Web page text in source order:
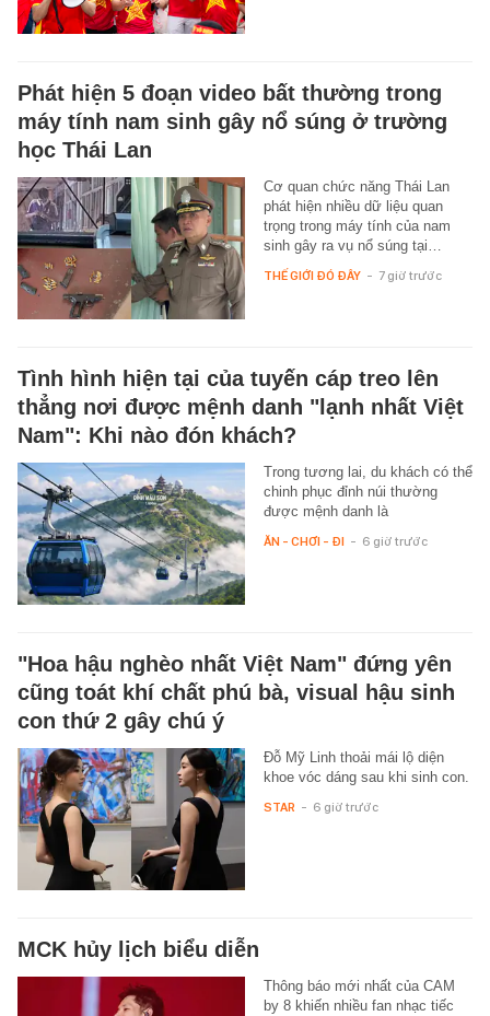
Phát hiện 5 đoạn video bất thường trong
máy tính nam sinh gây nổ súng ở trường
học Thái Lan
Cơ quan chức năng Thái Lan
phát hiện nhiều dữ liệu quan
trọng trong máy tính của nam
sinh gây ra vụ nổ súng tại…
THẾ GIỚI ĐÓ ĐÂY - 7 giờ trước
Tình hình hiện tại của tuyến cáp treo lên
thẳng nơi được mệnh danh "lạnh nhất Việt
Nam": Khi nào đón khách?
Trong tương lai, du khách có thể
chinh phục đỉnh núi thường
được mệnh danh là
ĂN - CHƠI - ĐI - 6 giờ trước
"Hoa hậu nghèo nhất Việt Nam" đứng yên
cũng toát khí chất phú bà, visual hậu sinh
con thứ 2 gây chú ý
Đỗ Mỹ Linh thoải mái lộ diện
khoe vóc dáng sau khi sinh con.
STAR - 6 giờ trước
MCK hủy lịch biểu diễn
Thông báo mới nhất của CAM
by 8 khiến nhiều fan nhạc tiếc